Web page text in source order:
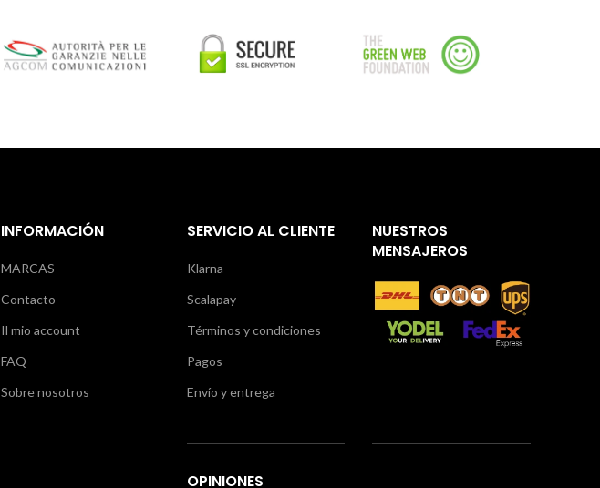
INFORMACIÓN
MARCAS
Contacto
Il mio account
FAQ
Sobre nosotros
SERVICIO AL CLIENTE
Klarna
Scalapay
Términos y condiciones
Pagos
Envío y entrega
OPINIONES
NUESTROS
MENSAJEROS